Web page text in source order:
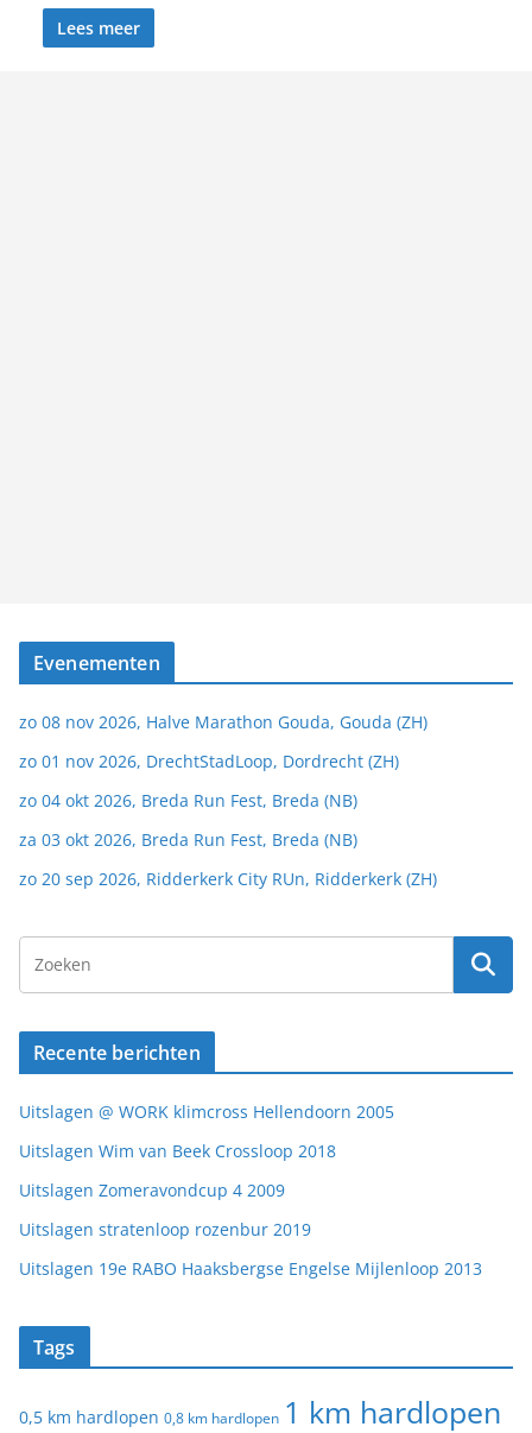
Lees meer
Evenementen
zo 08 nov 2026, Halve Marathon Gouda, Gouda (ZH)
zo 01 nov 2026, DrechtStadLoop, Dordrecht (ZH)
zo 04 okt 2026, Breda Run Fest, Breda (NB)
za 03 okt 2026, Breda Run Fest, Breda (NB)
zo 20 sep 2026, Ridderkerk City RUn, Ridderkerk (ZH)
Recente berichten
Uitslagen @ WORK klimcross Hellendoorn 2005
Uitslagen Wim van Beek Crossloop 2018
Uitslagen Zomeravondcup 4 2009
Uitslagen stratenloop rozenbur 2019
Uitslagen 19e RABO Haaksbergse Engelse Mijlenloop 2013
Tags
0,5 km hardlopen 0,8 km hardlopen 1 km hardlopen